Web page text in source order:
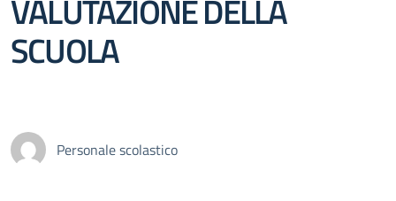
VALUTAZIONE DELLA
SCUOLA
Personale scolastico